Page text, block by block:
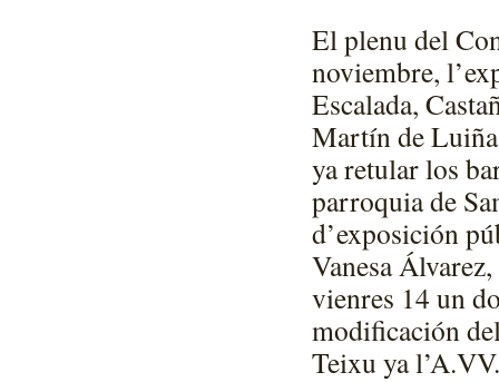
El plenu del
noviembre,
Escalada,
Martín de
ya retular los
parroquia de
d’exposición
Vanesa
vienres 14 un
modificación
Teixu ya